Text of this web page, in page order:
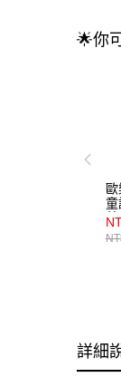
🌟你
歐
童
草
詳細